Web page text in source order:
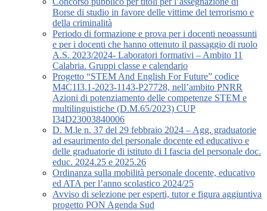
Borse di studio in favore delle vittime del terrorismo e
della criminalità
Periodo di formazione e prova per i docenti neoassunti
e per i docenti che hanno ottenuto il passaggio di ruolo
A.S. 2023/2024- Laboratori formativi – Ambito 11
Calabria. Gruppi classe e calendario
Progetto “STEM And English For Future” codice
M4C1I3.1-2023-1143-P27728, nell’ambito PNRR
Azioni di potenziamento delle competenze STEM e
multilinguistiche (D.M.65/2023) CUP
I34D23003840006
D. M.le n. 37 del 29 febbraio 2024 – Agg. graduatorie
ad esaurimento del personale docente ed educativo e
delle graduatorie di istituto di I fascia del personale doc.
educ. 2024.25 e 2025.26
Ordinanza sulla mobilità personale docente, educativo
ed ATA per l’anno scolastico 2024/25
Avviso di selezione per esperti, tutor e figura aggiuntiva
progetto PON Agenda Sud